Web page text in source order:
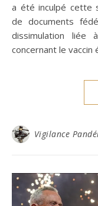
a été inculpé cette
de documents
dissimulation liée
concernant le vaccin
Vigilance